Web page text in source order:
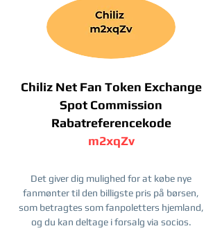
Chiliz Net Fan Token Exchange
Spot Commission
Rabatreferencekode
m2xqZv
Det giver dig mulighed for at købe nye
fanmønter til den billigste pris på børsen,
som betragtes som fanpoletters hjemland,
og du kan deltage i forsalg via socios.